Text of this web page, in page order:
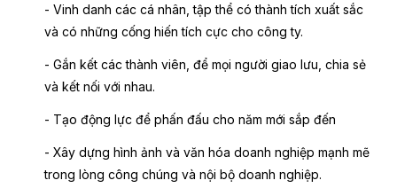
- Vinh danh các cá nhân, tập thể có thành tích xuất sắc
và có những cống hiến tích cực cho công ty.
- Gắn kết các thành viên, để mọi người giao lưu, chia sẻ
và kết nối với nhau.
- Tạo động lực để phấn đấu cho năm mới sắp đến
- Xây dựng hình ảnh và văn hóa doanh nghiệp mạnh mẽ
trong lòng công chúng và nội bộ doanh nghiệp.